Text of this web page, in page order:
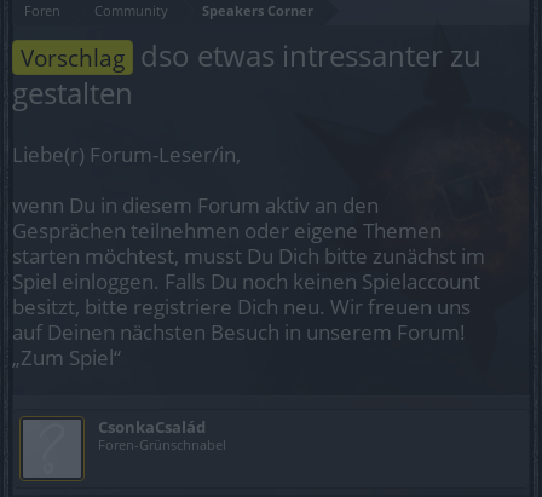
Foren Community Speakers Corner
Vorschlag dso etwas intressanter zu
gestalten
Liebe(r) Forum-Leser/in,
wenn Du in diesem Forum aktiv an den
Gesprächen teilnehmen oder eigene Themen
starten möchtest, musst Du Dich bitte zunächst im
Spiel einloggen. Falls Du noch keinen Spielaccount
besitzt, bitte registriere Dich neu. Wir freuen uns
auf Deinen nächsten Besuch in unserem Forum!
„Zum Spiel“
CsonkaCsalád
Foren-Grünschnabel